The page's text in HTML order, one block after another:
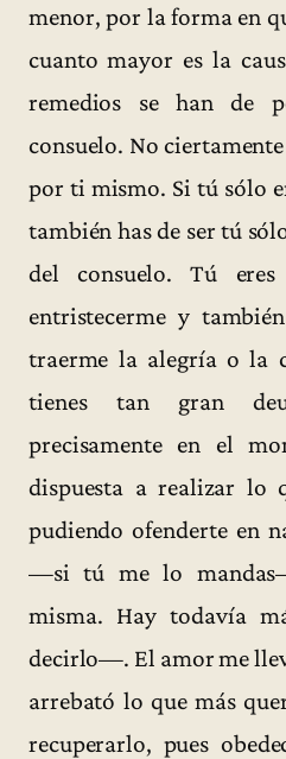
menor, por la forma en
cuanto mayor es la
remedios se han de
consuelo. No
por ti mismo. Si tú sólo
también has de ser tú
del consuelo. Tú
entristecerme y
traerme la alegría o la
tienes tan gran
precisamente en el
dispuesta a realizar lo
pudiendo ofenderte en
—si tú me lo
misma. Hay todavía
decirlo—. El amor me
arrebató lo que más
recuperarlo, pues